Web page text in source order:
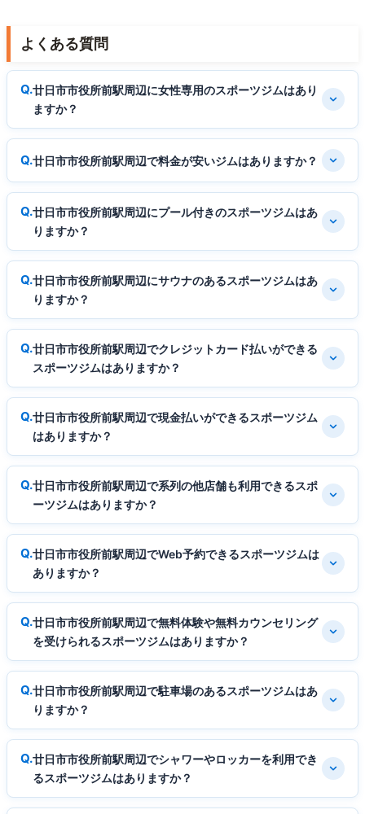
よくある質問
廿日市市役所前駅周辺に女性専用のスポーツジムはあり
ますか？
廿日市市役所前駅周辺で料金が安いジムはありますか？
廿日市市役所前駅周辺にプール付きのスポーツジムはあ
りますか？
廿日市市役所前駅周辺にサウナのあるスポーツジムはあ
りますか？
廿日市市役所前駅周辺でクレジットカード払いができる
スポーツジムはありますか？
廿日市市役所前駅周辺で現金払いができるスポーツジム
はありますか？
廿日市市役所前駅周辺で系列の他店舗も利用できるスポ
ーツジムはありますか？
廿日市市役所前駅周辺でWeb予約できるスポーツジムは
ありますか？
廿日市市役所前駅周辺で無料体験や無料カウンセリング
を受けられるスポーツジムはありますか？
廿日市市役所前駅周辺で駐車場のあるスポーツジムはあ
りますか？
廿日市市役所前駅周辺でシャワーやロッカーを利用でき
るスポーツジムはありますか？